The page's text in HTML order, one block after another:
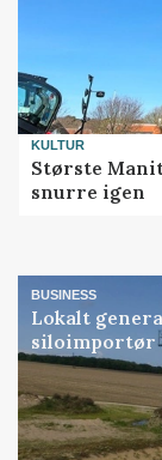
KULTUR
Største
snurre igen
BUSINESS
Lokalt
siloimportør